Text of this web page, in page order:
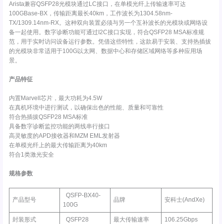
Arista兼容QSFP28光模块通过LC接口，在单模光纤上传输速率可达
100GBase-BX，传输距离最长40km，工作波长为1304.58nm-
TX/1309.14nm-RX。这种双向装置必须与另一个互补波长的光模块或网络设
备一起使用。数字诊断功能可通过I2C接口实现，符合QSFP28 MSA标准规
范，用于实时访问设备运行参数。凭借这些特性，这款易于安装、支持热插拔
的光模块非常适用于100G以太网、数据中心和存储区域网络等多种应用场
景。
产品特征
内置Marvell芯片，最大功耗为4.5W
在真机环境中进行测试，以确保出色的性能、质量和可靠性
符合热插拔QSFP28 MSA标准
具备数字诊断监控功能的两线串行接口
高灵敏度的APD接收器和MZM EML发射器
在单模光纤上的最大传输距离为40km
符合1类激光安全
规格参数
产品型号
QSFP-BX40-
100G
品牌 安科士(AndXe)
封装形式 QSFP28 最大传输速率 106.25Gbps